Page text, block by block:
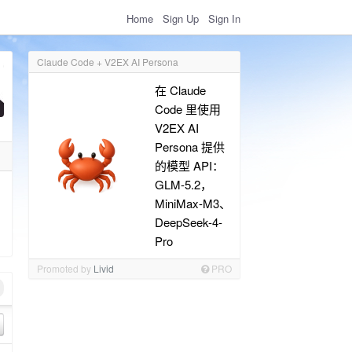
Home Sign Up Sign In
Claude Code + V2EX AI Persona
在 Claude
Code 里使用
V2EX AI
Persona 提供
的模型 API：
GLM-5.2，
MiniMax-M3、
DeepSeek-4-
Pro
Promoted by Livid PRO